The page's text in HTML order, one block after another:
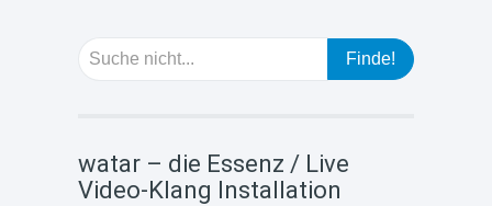
watar – die Essenz / Live
Video-Klang Installation